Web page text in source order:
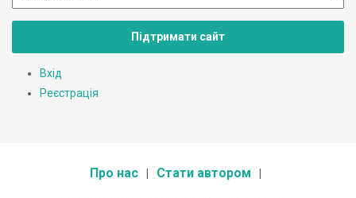
Підтримати сайт
Вхід
Реєстрація
Про нас Стати автором